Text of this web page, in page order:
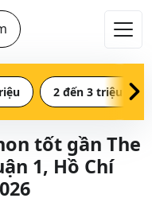
2 đến 3 triệu
tốt gần The
1, Hồ Chí